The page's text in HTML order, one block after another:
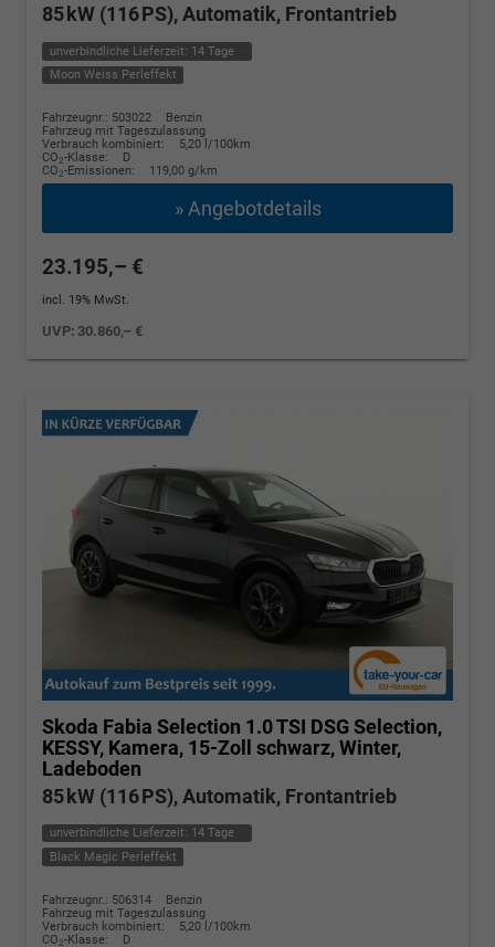
85 kW (116 PS), Automatik, Frontantrieb
unverbindliche Lieferzeit: 14 Tage
Moon Weiss Perleffekt
Fahrzeugnr.: 503022
Benzin
Fahrzeug mit Tageszulassung
Verbrauch kombiniert:
5,20 l/100km
CO2-Klasse:
D
CO2-Emissionen: 119,00 g/km
» Angebotdetails
23.195,– €
incl. 19% MwSt.
UVP: 30.860,– €
Skoda Fabia Selection 1.0 TSI DSG Selection,
KESSY, Kamera, 15-Zoll schwarz, Winter,
Ladeboden
85 kW (116 PS), Automatik, Frontantrieb
unverbindliche Lieferzeit: 14 Tage
Black Magic Perleffekt
Fahrzeugnr.: 506314
Benzin
Fahrzeug mit Tageszulassung
Verbrauch kombiniert:
5,20 l/100km
CO2-Klasse:
D